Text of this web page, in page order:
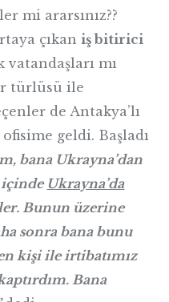
mi ararsınız??
çıkaniş bitirici
mı
türlüsü ile
de Antakya’lı
geldi. Başladı
bana Ukrayna’dan
içinde Ukrayna’da
Bunun üzerine
sonra bana bunu
kişi ile irtibatımız
Bana